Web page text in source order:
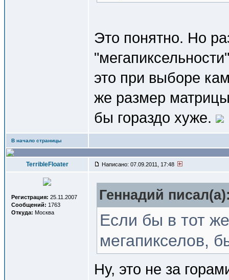
Это понятно. Но
это при выборе
же размер
бы гораздо хуже.
В начало страницы
TerribleFloater Написано: 07.09.2011, 17:48
Регистрация: 25.11.2007
Сообщений: 1763
Откуда: Москва
Геннадий
Если бы в тот
мегапикселов,
Ну, это не за